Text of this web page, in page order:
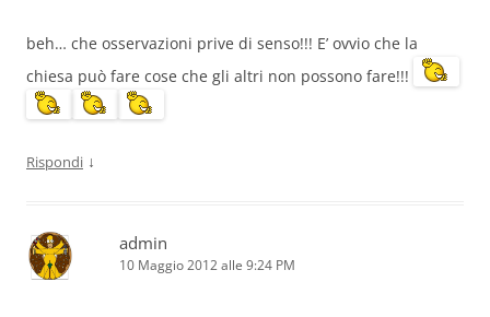
beh… che osservazioni prive di senso!!! E’ ovvio che la
chiesa può fare cose che gli altri non possono fare!!!
Rispondi ↓
admin
10 Maggio 2012 alle 9:24 PM